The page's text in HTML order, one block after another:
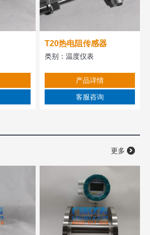
T20热电阻传感器
类别：温度仪表
产品详情
客服咨询
更多